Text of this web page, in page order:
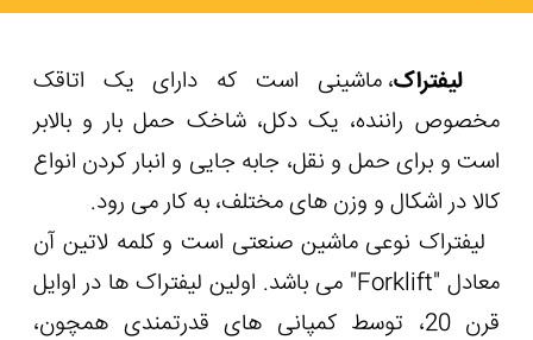
لیفتراک، ماشینی است که دارای یک اتاقک
مخصوص راننده، یک دکل، شاخک حمل بار و بالابر
است و برای حمل و نقل، جابه جایی و انبار کردن انواع
کالا در اشکال و وزن های مختلف، به کار می رود.
لیفتراک نوعی ماشین صنعتی است و کلمه لاتین آن
معادل "Forklift" می باشد. اولین لیفتراک ها در اوایل
قرن 20، توسط کمپانی های قدرتمندی همچون،